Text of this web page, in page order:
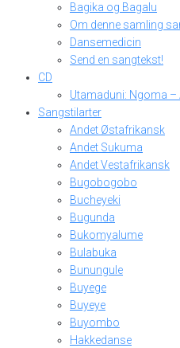
Bagika og Bagalu
Om denne samling
Dansemedicin
Send en sangtekst!
CD
Utamaduni: Ngoma
Sangstilarter
Andet Østafrikansk
Andet Sukuma
Andet Vestafrikansk
Bugobogobo
Bucheyeki
Bugunda
Bukomyalume
Bulabuka
Bunungule
Buyege
Buyeye
Buyombo
Hakkedanse